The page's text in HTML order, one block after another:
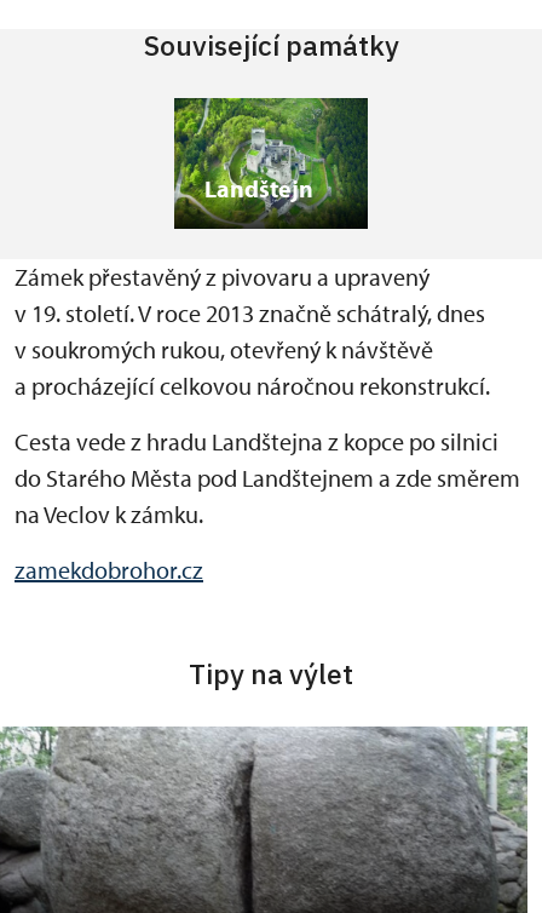
Související památky
Landštejn
Zámek přestavěný z pivovaru a upravený
v 19. století. V roce 2013 značně schátralý, dnes
v soukromých rukou, otevřený k návštěvě
a procházející celkovou náročnou rekonstrukcí.
Cesta vede z hradu Landštejna z kopce po silnici
do Starého Města pod Landštejnem a zde směrem
na Veclov k zámku.
zamekdobrohor.cz
Tipy na výlet